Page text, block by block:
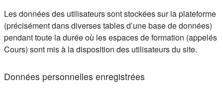
Les données des utilisateurs sont stockées sur la plateforme
(précisément dans diverses tables d’une base de données)
pendant toute la durée où les espaces de formation (appelés
Cours) sont mis à la disposition des utilisateurs du site.
Données personnelles enregistrées